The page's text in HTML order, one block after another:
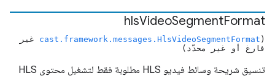
hlsVideoSegmentFormat
(
cast.framework.messages.HlsVideoSegmentFormat غير
فارغ أو غير محدّد)
تنسيق شريحة وسائط فيديو HLS مطلوبة فقط لتشغيل محتوى HLS